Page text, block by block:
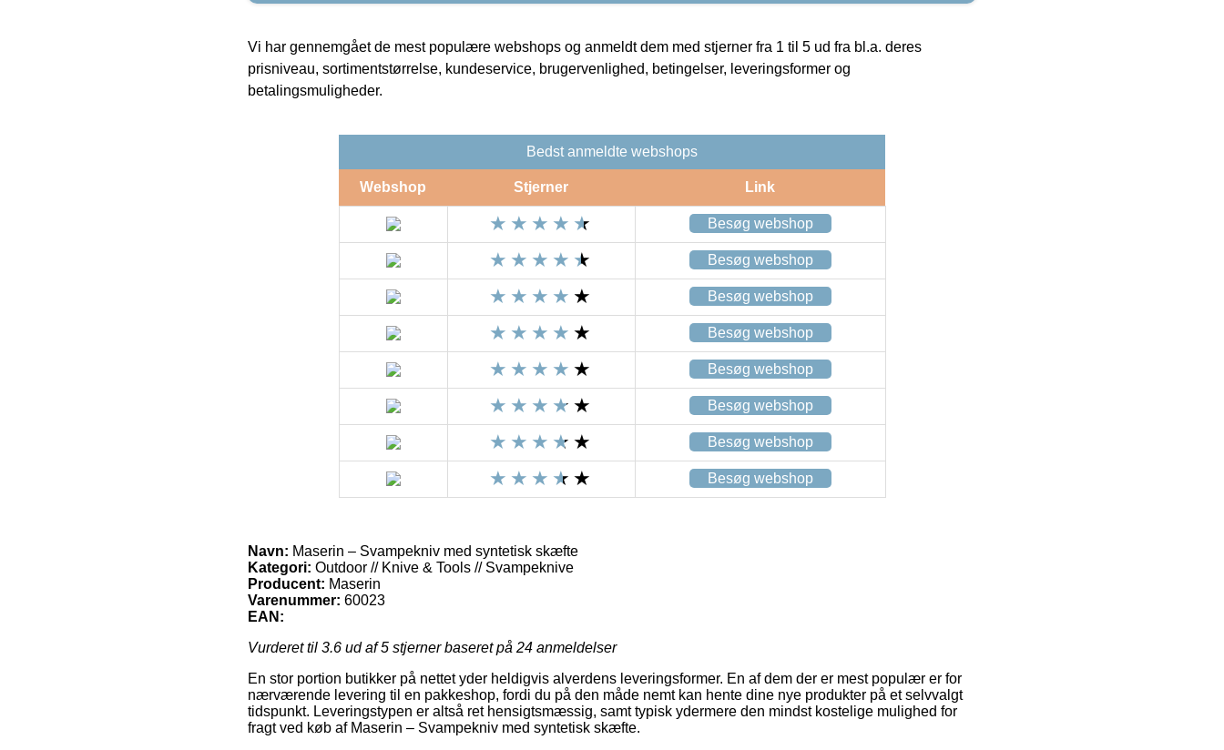
Vi har gennemgået de mest populære webshops og anmeldt dem med stjerner fra 1 til 5 ud fra bl.a. deres
prisniveau, sortimentstørrelse, kundeservice, brugervenlighed, betingelser, leveringsformer og
betalingsmuligheder.
Bedst anmeldte webshops
Webshop Stjerner Link
Besøg webshop
Besøg webshop
Besøg webshop
Besøg webshop
Besøg webshop
Besøg webshop
Besøg webshop
Besøg webshop
Navn: Maserin – Svampekniv med syntetisk skæfte
Kategori: Outdoor // Knive & Tools // Svampeknive
Producent: Maserin
Varenummer: 60023
EAN:
Vurderet til 3.6 ud af 5 stjerner baseret på 24 anmeldelser
En stor portion butikker på nettet yder heldigvis alverdens leveringsformer. En af dem der er mest populær er for
nærværende levering til en pakkeshop, fordi du på den måde nemt kan hente dine nye produkter på et selvvalgt
tidspunkt. Leveringstypen er altså ret hensigtsmæssig, samt typisk ydermere den mindst kostelige mulighed for
fragt ved køb af Maserin – Svampekniv med syntetisk skæfte.